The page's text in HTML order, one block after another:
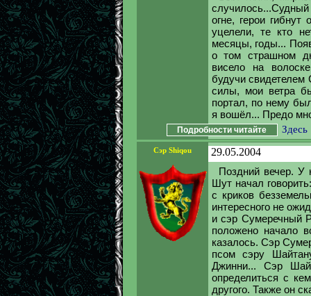
огне, герои
уцелели, те кто
месяцы, годы...
о том страшном
висело на
будучи
силы, мои ветра
портал, по нему
я вошёл... Предо
Подробности читайте Здесь
Сэр Shiqou
29.05.2004
Поздний вечер. У
Шут начал
с криков
интересного не
и сэр Сумеречный
положено начало
казалось. Сэр
псом сэру
Джинни... Сэр
определиться с
другого. Также он